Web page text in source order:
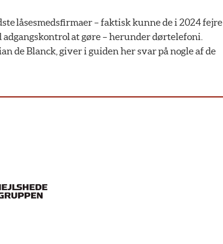
låsesmedsfirmaer – faktisk kunne de i 2024 fejre
at gøre – herunder dørtelefoni.
de Blanck, giver i guiden her svar på nogle af de